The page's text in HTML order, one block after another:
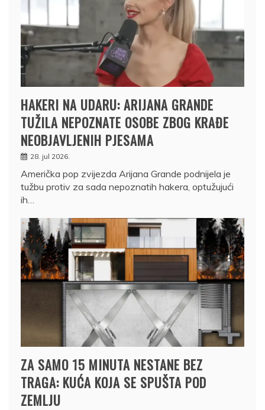
HAKERI NA UDARU: ARIJANA GRANDE
TUŽILA NEPOZNATE OSOBE ZBOG KRAĐE
NEOBJAVLJENIH PJESAMA
28. jul 2026.
Američka pop zvijezda Arijana Grande podnijela je
tužbu protiv za sada nepoznatih hakera, optužujući
ih…
ZA SAMO 15 MINUTA NESTANE BEZ
TRAGA: KUĆA KOJA SE SPUŠTA POD
ZEMLJU